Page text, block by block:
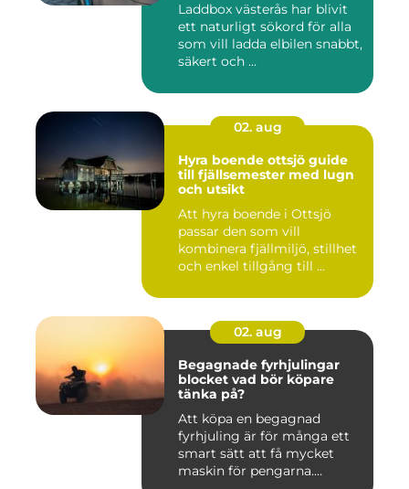
Laddbox västerås har blivit
ett naturligt sökord för alla
som vill ladda elbilen snabbt,
säkert och ...
02. aug
Hyra boende ottsjö guide
till fjällsemester med lugn
och utsikt
Att hyra boende i Ottsjö
passar den som vill
kombinera fjällmiljö, stillhet
och enkel tillgång till ...
02. aug
Begagnade fyrhjulingar
blocket vad bör köpare
tänka på?
Att köpa en begagnad
fyrhjuling är för många ett
smart sätt att få mycket
maskin för pengarna.